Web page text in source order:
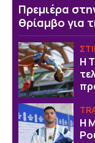
Πρεμιέρα
θρίαμβο για
Η
Η